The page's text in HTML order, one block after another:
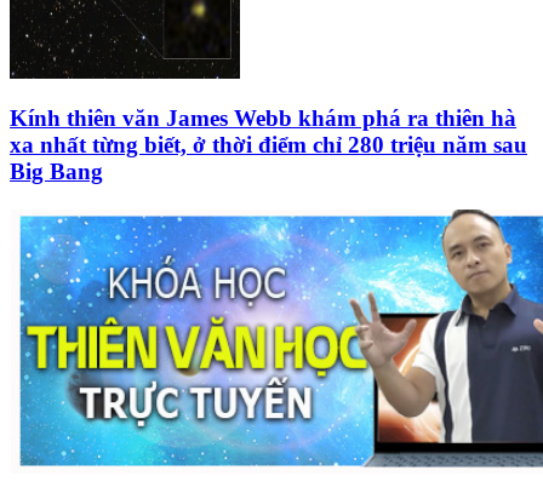
Kính thiên văn James Webb khám phá ra thiên hà
xa nhất từng biết, ở thời điểm chỉ 280 triệu năm sau
Big Bang